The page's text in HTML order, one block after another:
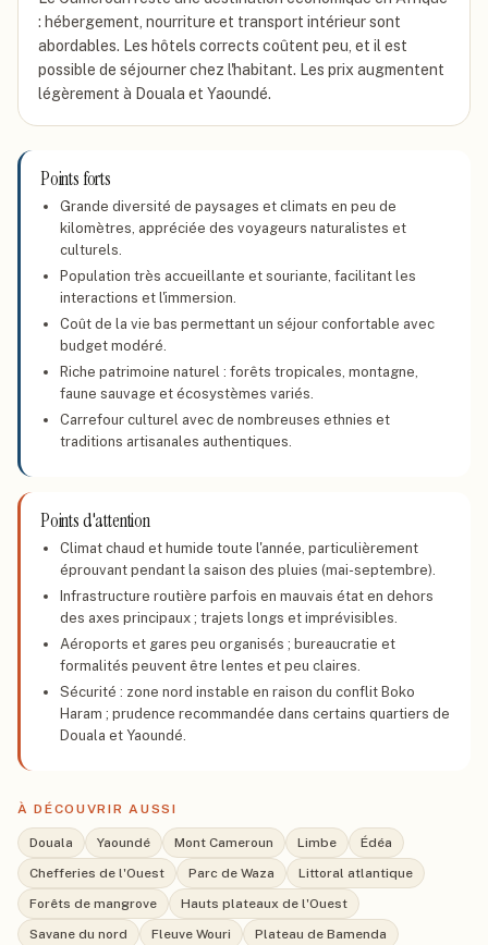
: hébergement, nourriture et transport intérieur sont
abordables. Les hôtels corrects coûtent peu, et il est
possible de séjourner chez l'habitant. Les prix augmentent
légèrement à Douala et Yaoundé.
Points forts
Grande diversité de paysages et climats en peu de
kilomètres, appréciée des voyageurs naturalistes et
culturels.
Population très accueillante et souriante, facilitant les
interactions et l'immersion.
Coût de la vie bas permettant un séjour confortable avec
budget modéré.
Riche patrimoine naturel : forêts tropicales, montagne,
faune sauvage et écosystèmes variés.
Carrefour culturel avec de nombreuses ethnies et
traditions artisanales authentiques.
Points d'attention
Climat chaud et humide toute l'année, particulièrement
éprouvant pendant la saison des pluies (mai-septembre).
Infrastructure routière parfois en mauvais état en dehors
des axes principaux ; trajets longs et imprévisibles.
Aéroports et gares peu organisés ; bureaucratie et
formalités peuvent être lentes et peu claires.
Sécurité : zone nord instable en raison du conflit Boko
Haram ; prudence recommandée dans certains quartiers de
Douala et Yaoundé.
À DÉCOUVRIR AUSSI
Douala Yaoundé Mont Cameroun Limbe
Édéa
Chefferies de l'Ouest
Parc de Waza
Littoral atlantique
Forêts de mangrove
Hauts plateaux de l'Ouest
Savane du nord
Fleuve Wouri
Plateau de Bamenda